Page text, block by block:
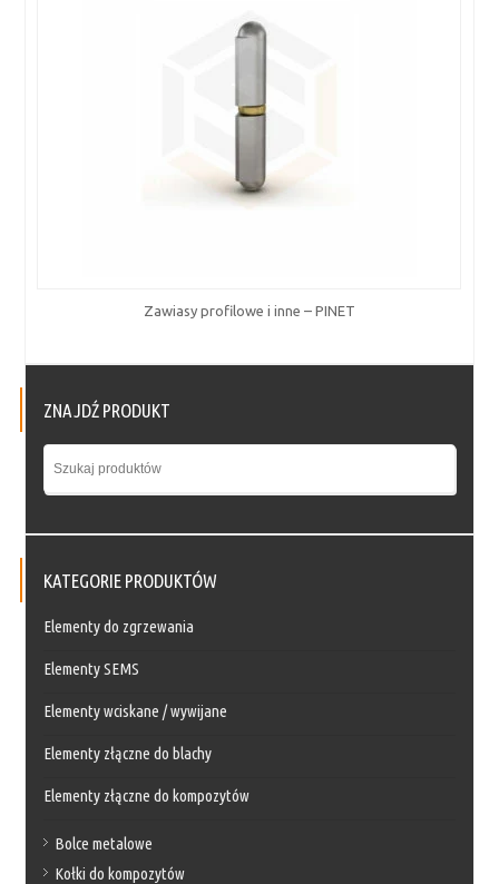
Zawiasy profilowe i inne – PINET
ZNAJDŹ PRODUKT
KATEGORIE PRODUKTÓW
Elementy do zgrzewania
Elementy SEMS
Elementy wciskane / wywijane
Elementy złączne do blachy
Elementy złączne do kompozytów
Bolce metalowe
Kołki do kompozytów